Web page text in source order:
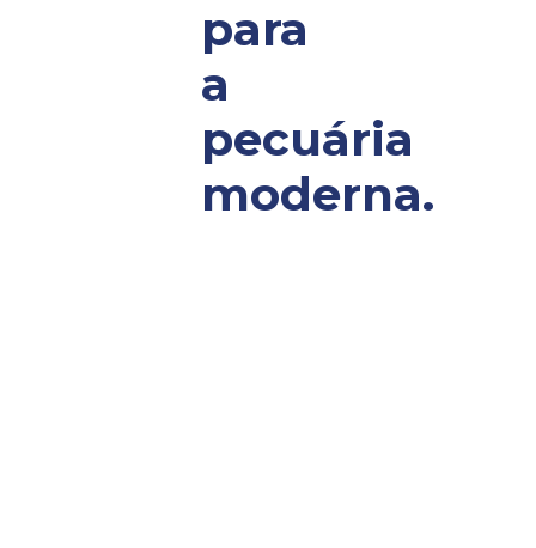
para
a
pecuária
moderna.